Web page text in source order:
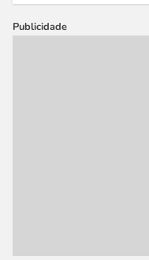
Publicidade